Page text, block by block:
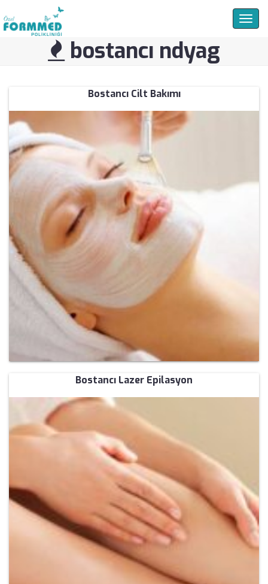
bostancı ndyag
Bostancı Cilt Bakımı
Bostancı Lazer Epilasyon